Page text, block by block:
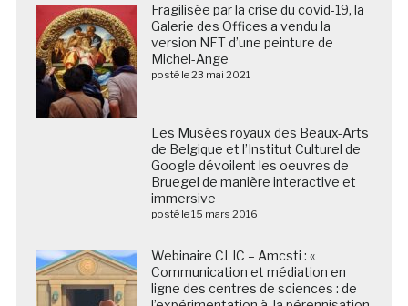
Fragilisée par la crise du covid-19, la
Galerie des Offices a vendu la
version NFT d’une peinture de
Michel-Ange
posté le 23 mai 2021
Les Musées royaux des Beaux-Arts de Belgique et
l’Institut Culturel de Google dévoilent les oeuvres de
Bruegel de manière interactive et immersive
Webinaire CLIC – Amcsti : «
Communication et médiation en
l’expérimentation à la pérennisation
? » / Plus de 95 professionnels
inscrits !
posté le 12 décembre 2022